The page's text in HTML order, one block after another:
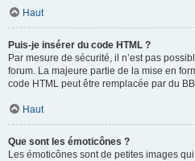
Haut
Puis-je insérer du code HTML ?
Par mesure de sécurité, il n’est pas
forum. La majeure partie de la mise en
code HTML peut être remplacée par du
Haut
Que sont les émoticônes ?
Les émoticônes sont de petites images